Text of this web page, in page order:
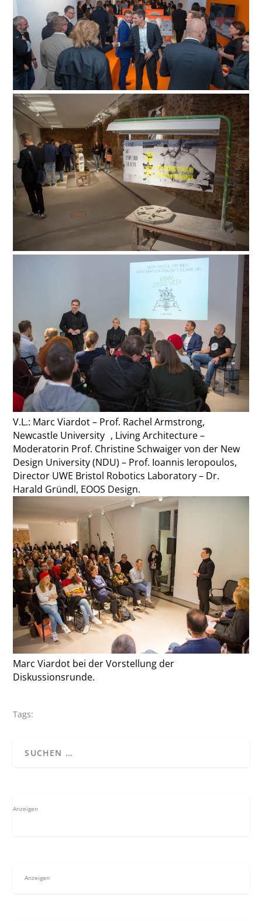
V.L.: Marc Viardot – Prof. Rachel Armstrong,
Newcastle University , Living Architecture –
Moderatorin Prof. Christine Schwaiger von der New
Design University (NDU) – Prof. Ioannis Ieropoulos,
Director UWE Bristol Robotics Laboratory – Dr.
Harald Gründl, EOOS Design.
Marc Viardot bei der Vorstellung der
Diskussionsrunde.
Tags:
Anzeigen
Anzeigen